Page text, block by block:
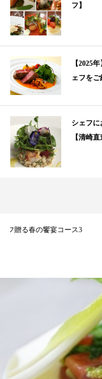
フ】
【2025
ェフをご
シェフに
【清崎
春のひ